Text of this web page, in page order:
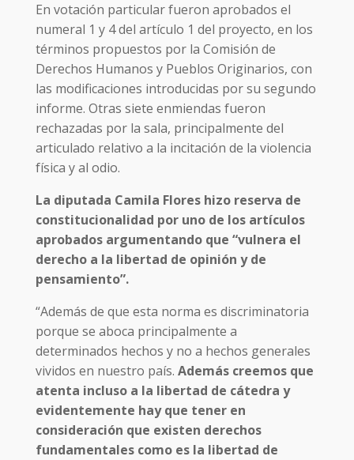
En votación particular fueron aprobados el
numeral 1 y 4 del artículo 1 del proyecto, en los
términos propuestos por la Comisión de
Derechos Humanos y Pueblos Originarios, con
las modificaciones introducidas por su segundo
informe. Otras siete enmiendas fueron
rechazadas por la sala, principalmente del
articulado relativo a la incitación de la violencia
física y al odio.
La diputada Camila Flores hizo reserva de
constitucionalidad por uno de los artículos
aprobados argumentando que “vulnera el
derecho a la libertad de opinión y de
pensamiento”.
“Además de que esta norma es discriminatoria
porque se aboca principalmente a
determinados hechos y no a hechos generales
vividos en nuestro país. Además creemos que
atenta incluso a la libertad de cátedra y
evidentemente hay que tener en
consideración que existen derechos
fundamentales como es la libertad de